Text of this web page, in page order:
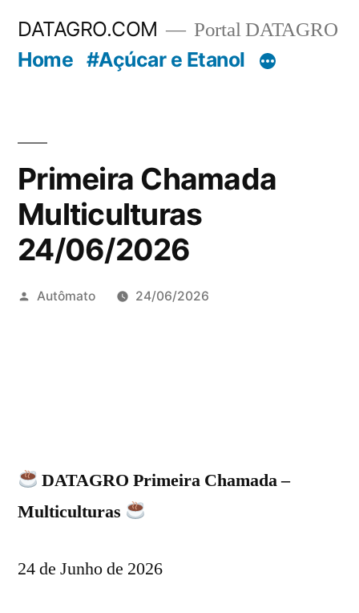
DATAGRO.COM Portal DATAGRO
Home #Açúcar e Etanol
Primeira Chamada
Multiculturas
24/06/2026
Publicado
Autômato 24/06/2026
DATAGRO Primeira Chamada –
Multiculturas
24 de Junho de 2026